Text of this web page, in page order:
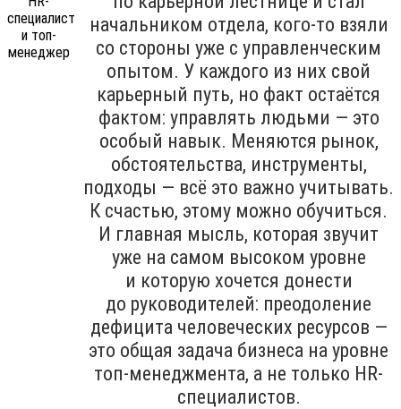
начальником отдела, кого-то взяли
со стороны уже с управленческим
опытом. У каждого из них свой
карьерный путь, но факт остаётся
фактом: управлять людьми — это
особый навык. Меняются рынок,
обстоятельства, инструменты,
подходы — всё это важно учитывать.
К счастью, этому можно обучиться.
И главная мысль, которая звучит
уже на самом высоком уровне
и которую хочется донести
до руководителей: преодоление
дефицита человеческих ресурсов —
это общая задача бизнеса на уровне
топ-менеджмента, а не только HR-
специалистов.